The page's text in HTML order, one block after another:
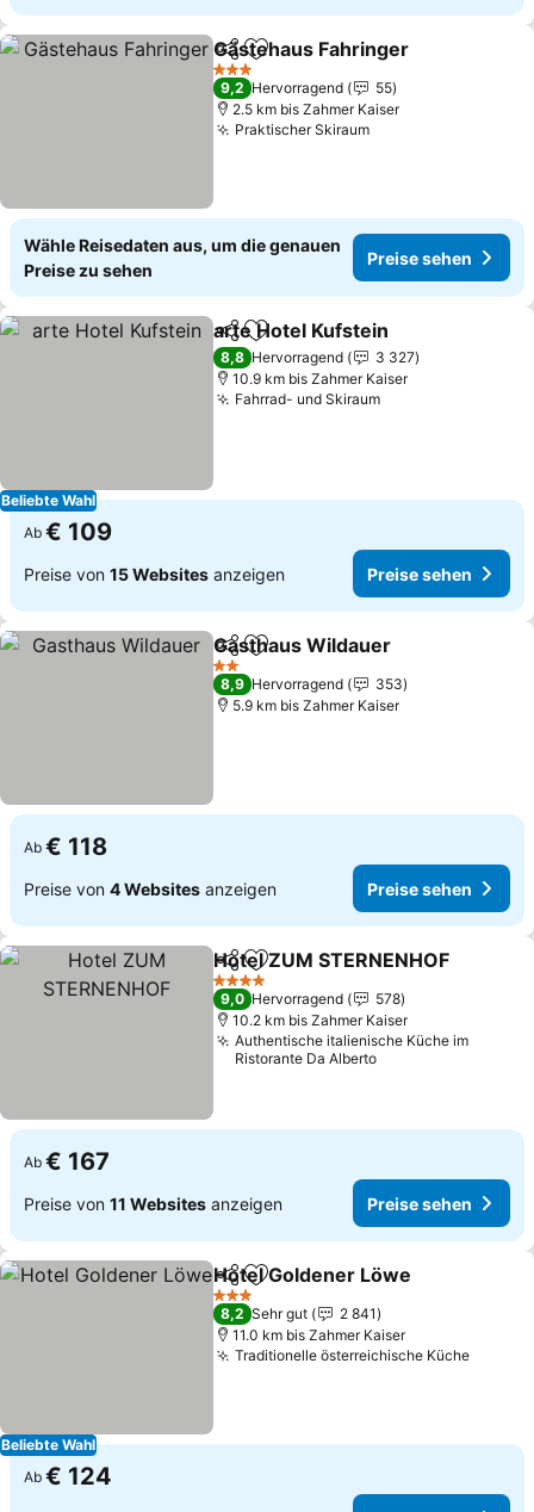
TeilenZu Favoriten hinzufügen
Gästehaus Fahringer
3 Sterne
9,2 Hervorragend
55
2.5 km bis Zahmer Kaiser
Praktischer SkiraumPreise sehen
Wähle Reisedaten aus, um die genauen
Preise zu sehen
Preise sehen
Beliebte Wahl
TeilenZu Favoriten hinzufügen
arte Hotel Kufstein
8,8 Hervorragend
3 327
10.9 km bis Zahmer Kaiser
Fahrrad- und SkiraumPreise sehen
Ab € 109
Preise von 15 Websites anzeigen Preise sehen
TeilenZu Favoriten hinzufügen
Gasthaus Wildauer
2 Sterne
8,9 Hervorragend
353
5.9 km bis Zahmer Kaiser
Ab € 118
Preise von 4 Websites anzeigen Preise sehen
TeilenZu Favoriten hinzufügen
Hotel ZUM STERNENHOF
4 Sterne
9,0 Hervorragend
578
10.2 km bis Zahmer Kaiser
Authentische italienische Küche im
Ristorante Da Alberto
Ab € 167
Preise von 11 Websites anzeigen Preise sehen
Beliebte Wahl
TeilenZu Favoriten hinzufügen
Hotel Goldener Löwe
3 Sterne
8,2 Sehr gut
2 841
11.0 km bis Zahmer Kaiser
Traditionelle österreichische KüchePreise
Ab € 124